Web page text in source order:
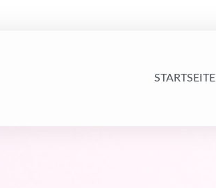
STARTSEITE